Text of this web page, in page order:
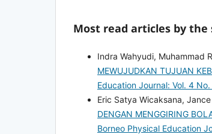
Most read articles by the
Indra Wahyudi, Muhammad
MEWUJUDKAN TUJUAN
Education Journal: Vol. 4
Eric Satya Wicaksana,
DENGAN MENGGIRING
Borneo Physical Education